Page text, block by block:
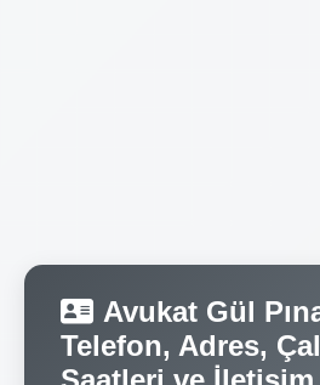
Avukat Gül
Telefon, Adres,